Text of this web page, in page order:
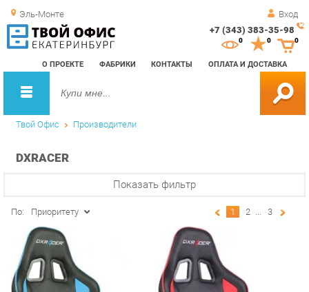
Эль-Монте Вход
+7 (343) 383-35-98
О ПРОЕКТЕ ФАБРИКИ КОНТАКТЫ ОПЛАТА И ДОСТАВКА
0 0
Твой Офис Производители
DXRACER